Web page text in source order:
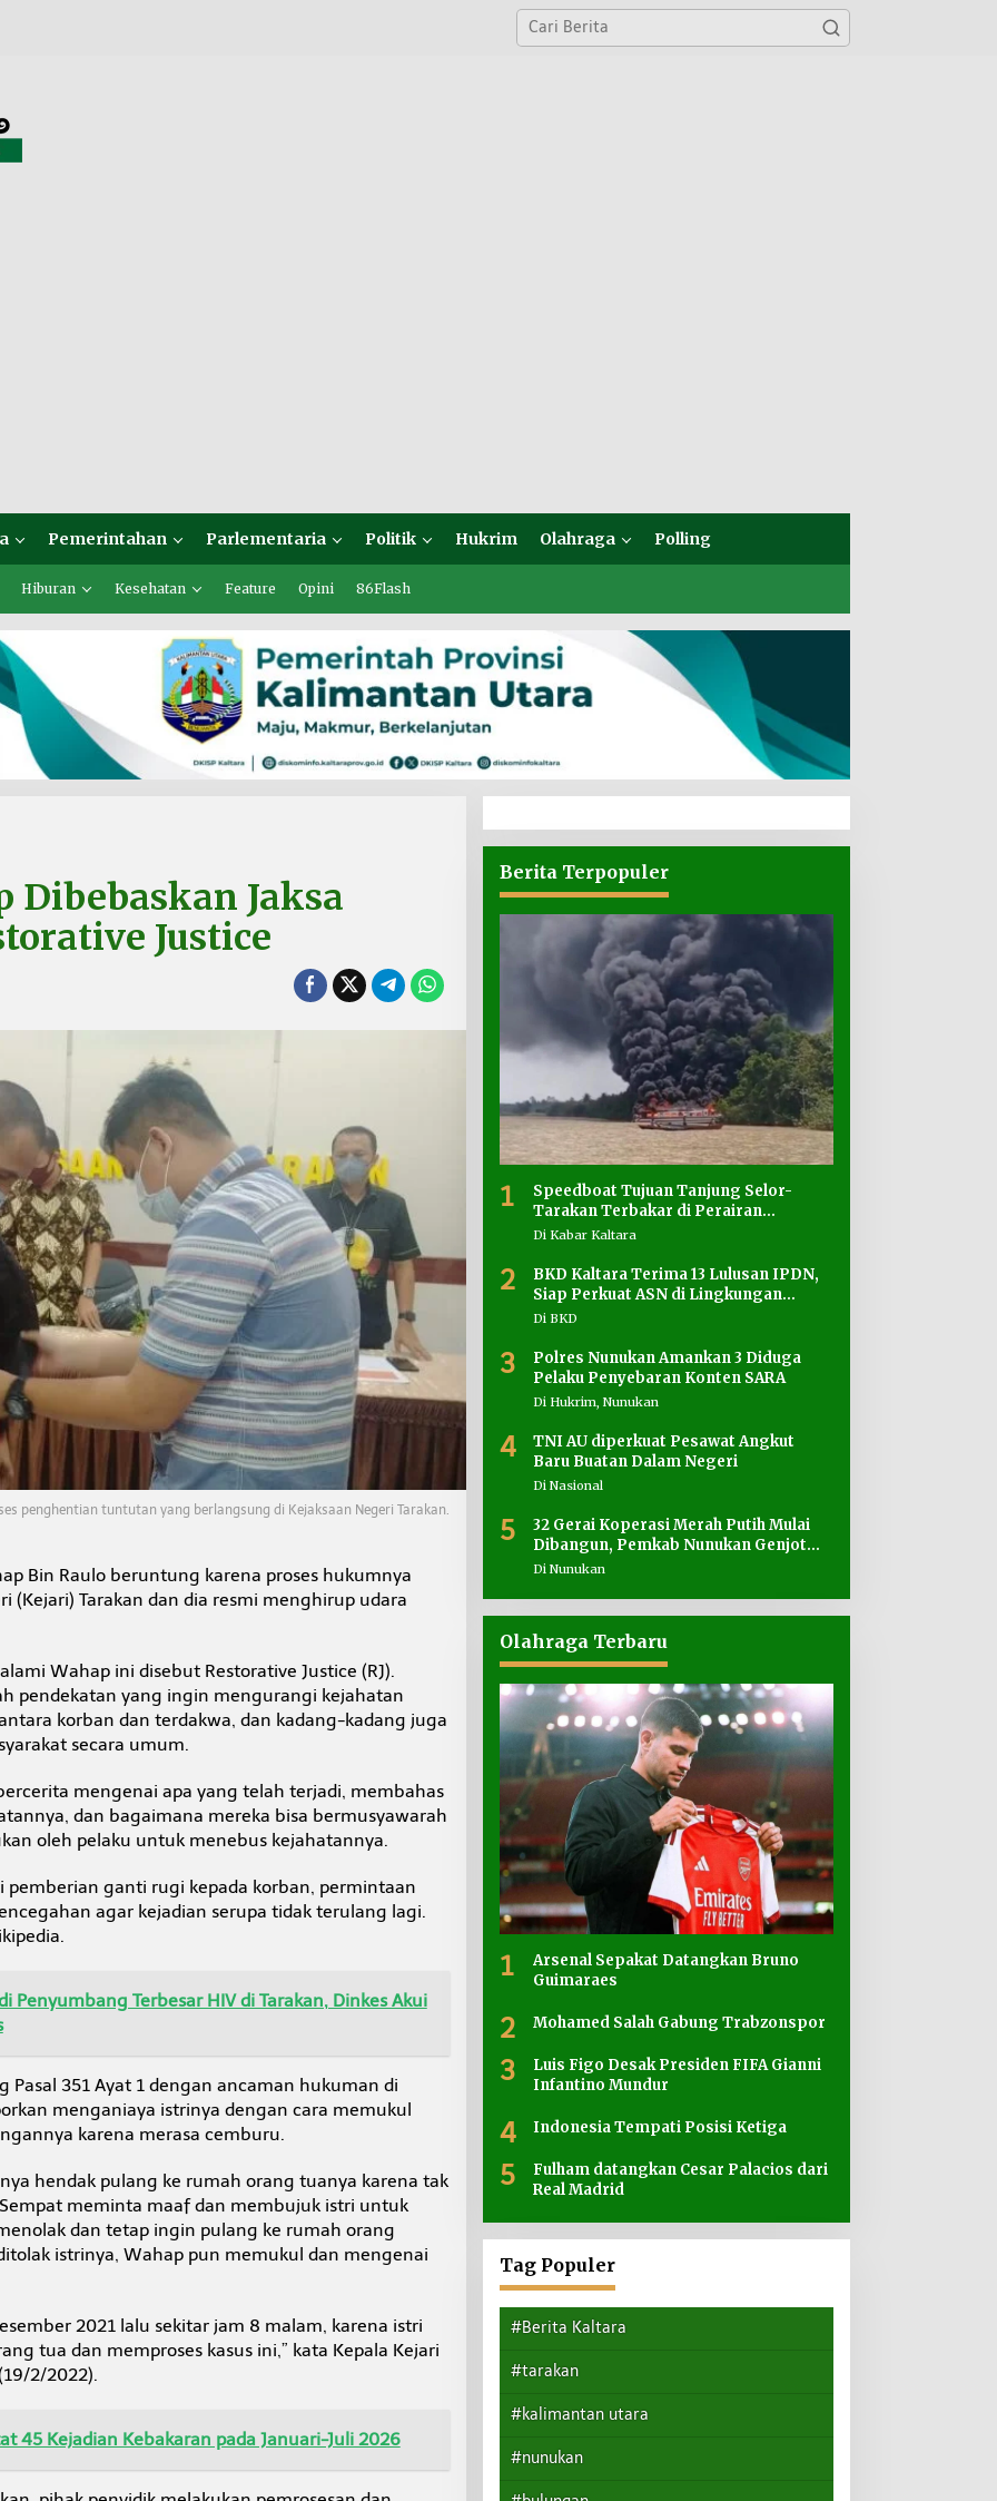
Pemerintahan Parlementaria Politik Hukrim Olahraga Polling
Hiburan Kesehatan Feature Opini 86Flash
Dibebaskan Jaksa
Justice
penghentian tuntutan yang berlangsung di Kejaksaan Negeri Tarakan.
Bin Raulo beruntung karena proses hukumnya
(Kejari) Tarakan dan dia resmi menghirup udara
Wahap ini disebut Restorative Justice (RJ).
pendekatan yang ingin mengurangi kejahatan
korban dan terdakwa, dan kadang-kadang juga
secara umum.
mengenai apa yang telah terjadi, membahas
dan bagaimana mereka bisa bermusyawarah
oleh pelaku untuk menebus kejahatannya.
pemberian ganti rugi kepada korban, permintaan
agar kejadian serupa tidak terulang lagi.
Penyumbang Terbesar HIV di Tarakan, Dinkes Akui
Pasal 351 Ayat 1 dengan ancaman hukuman di
menganiaya istrinya dengan cara memukul
karena merasa cemburu.
hendak pulang ke rumah orang tuanya karena tak
meminta maaf dan membujuk istri untuk
dan tetap ingin pulang ke rumah orang
istrinya, Wahap pun memukul dan mengenai
2021 lalu sekitar jam 8 malam, karena istri
tua dan memproses kasus ini,” kata Kepala Kejari
2/2022).
45 Kejadian Kebakaran pada Januari-Juli 2026
Berita Terpopuler
1
Speedboat Tujuan Tanjung Selor-
Tarakan Terbakar di Perairan
Salimbatu
Di Kabar Kaltara
2
BKD Kaltara Terima 13 Lulusan IPDN,
Siap Perkuat ASN di Lingkungan
Pemprov
Di BKD
3
Polres Nunukan Amankan 3 Diduga
Pelaku Penyebaran Konten SARA
Di Hukrim, Nunukan
4
TNI AU diperkuat Pesawat Angkut
Baru Buatan Dalam Negeri
Di Nasional
5
32 Gerai Koperasi Merah Putih Mulai
Dibangun, Pemkab Nunukan Genjot
Penyediaan Lahan
Di Nunukan
Olahraga Terbaru
1
Arsenal Sepakat Datangkan Bruno
Guimaraes
2 Mohamed Salah Gabung Trabzonspor
3
Luis Figo Desak Presiden FIFA Gianni
Infantino Mundur
4 Indonesia Tempati Posisi Ketiga
5
Fulham datangkan Cesar Palacios dari
Real Madrid
Tag Populer
#Berita Kaltara
#tarakan
#kalimantan utara
#nunukan